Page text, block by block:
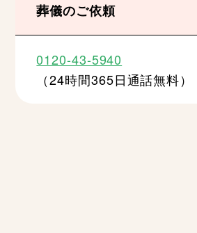
葬儀のご依頼
0120-43-5940
（24時間365日通話無料）